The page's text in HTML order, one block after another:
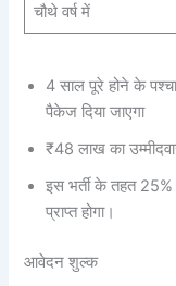
चौथे वर्ष में
4 साल पूरे होने के
पैकेज दिया जाएगा
₹48 लाख का
इस भर्ती के तहत 25%
प्राप्त होगा।
आवेदन शुल्क